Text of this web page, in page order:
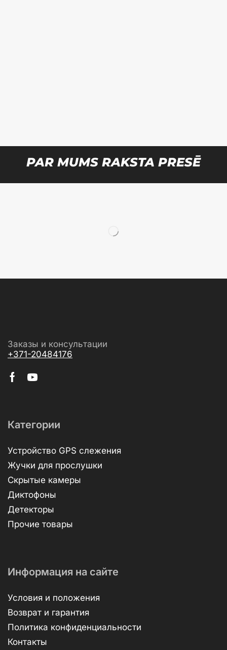
PAR MUMS RAKSTA PRESĒ
Заказы и консультации
+371-20484176
Категории
Устройство GPS слежения
Жучки для прослушки
Скрытые камеры
Диктофоны
Детекторы
Прочие товары
Информация на сайте
Условия и положения
Возврат и гарантия
Политика конфиденциальности
Контакты